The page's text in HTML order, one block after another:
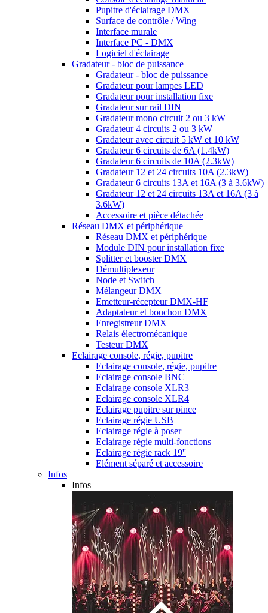
Pupitre d'éclairage DMX
Surface de contrôle / Wing
Interface murale
Interface PC - DMX
Logiciel d'éclairage
Gradateur - bloc de puissance
Gradateur - bloc de puissance
Gradateur pour lampes LED
Gradateur pour installation fixe
Gradateur sur rail DIN
Gradateur mono circuit 2 ou 3 kW
Gradateur 4 circuits 2 ou 3 kW
Gradateur avec circuit 5 kW et 10 kW
Gradateur 6 circuits de 6A (1.4kW)
Gradateur 6 circuits de 10A (2.3kW)
Gradateur 12 et 24 circuits 10A (2.3kW)
Gradateur 6 circuits 13A et 16A (3 à 3.6kW)
Gradateur 12 et 24 circuits 13A et 16A (3 à
3.6kW)
Accessoire et pièce détachée
Réseau DMX et périphérique
Réseau DMX et périphérique
Module DIN pour installation fixe
Splitter et booster DMX
Démultiplexeur
Node et Switch
Mélangeur DMX
Emetteur-récepteur DMX-HF
Adaptateur et bouchon DMX
Enregistreur DMX
Relais électromécanique
Testeur DMX
Eclairage console, régie, pupitre
Eclairage console, régie, pupitre
Eclairage console BNC
Eclairage console XLR3
Eclairage console XLR4
Eclairage pupitre sur pince
Eclairage régie USB
Eclairage régie à poser
Eclairage régie multi-fonctions
Eclairage régie rack 19''
Elément séparé et accessoire
Infos
Infos